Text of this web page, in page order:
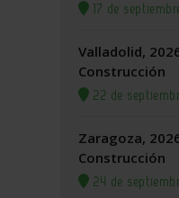
17 de
Valladolid,
Construcción
22 de
Zaragoza,
Construcción
24 de